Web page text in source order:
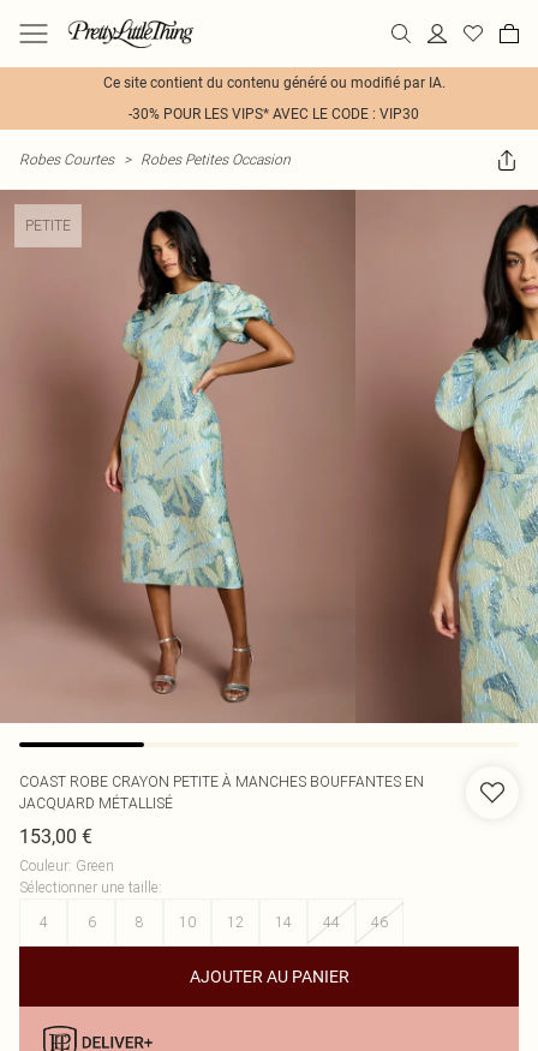
Ce site contient du contenu généré ou modifié par IA.
-30% POUR LES VIPS* AVEC LE CODE : VIP30
Robes Courtes > Robes Petites Occasion
PETITE
COAST ROBE CRAYON PETITE À MANCHES BOUFFANTES EN
JACQUARD MÉTALLISÉ
153,00 €
Couleur: Green
Sélectionner une taille:
4
6 8 10 12 14 44 46
AJOUTER AU PANIER